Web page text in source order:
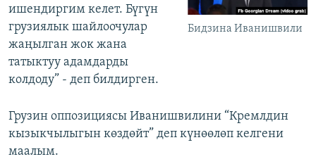
Бидзина Иванишвили
ишендиргим келет. Бүгүн
грузиялык шайлоочулар
жаңылган жок жана
татыктуу адамдарды
колдоду” - деп билдирген.
Грузин оппозициясы Иванишвилини “Кремлдин
кызыкчылыгын көздөйт” деп күнөөлөп келгени
маалым.